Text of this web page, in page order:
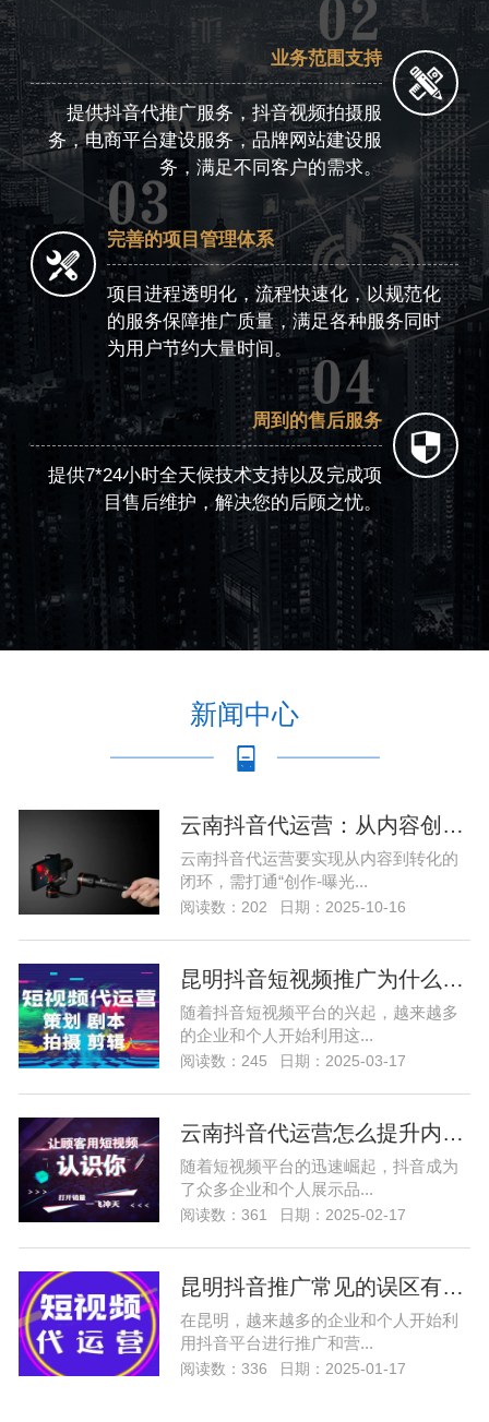
业务范围支持
提供抖音代推广服务，抖音视频拍摄服
务，电商平台建设服务，品牌网站建设服
务，满足不同客户的需求。
完善的项目管理体系
项目进程透明化，流程快速化，以规范化
的服务保障推广质量，满足各种服务同时
为用户节约大量时间。
周到的售后服务
提供7*24小时全天候技术支持以及完成项
目售后维护，解决您的后顾之忧。
新闻中心
云南抖音代运营：从内容创作到转化的全
云南抖音代运营要实现从内容到转化的
闭环，需打通“创作-曝光...
阅读数：202 日期：2025-10-16
昆明抖音短视频推广为什么要发优质的内
随着抖音短视频平台的兴起，越来越多
的企业和个人开始利用这...
阅读数：245 日期：2025-03-17
云南抖音代运营怎么提升内容创作质量
随着短视频平台的迅速崛起，抖音成为
了众多企业和个人展示品...
阅读数：361 日期：2025-02-17
昆明抖音推广常见的误区有哪些
在昆明，越来越多的企业和个人开始利
用抖音平台进行推广和营...
阅读数：336 日期：2025-01-17